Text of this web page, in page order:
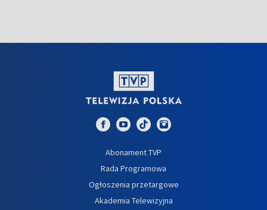
Abonament TVP
Rada Programowa
Ogłoszenia przetargowe
Akademia Telewizyjna